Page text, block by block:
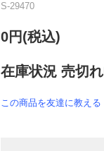
S-29470
0円(税込)
在庫状況 売切
この商品を友達に教える